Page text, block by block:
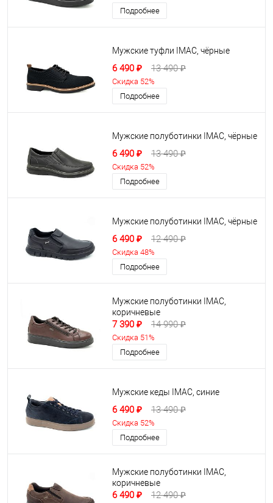
Подробнее
Мужские туфли IMAC, чёрные
6 490 ₽ 13 490 ₽
Скидка 52%
Подробнее
Мужские полуботинки IMAC, чёрные
6 490 ₽ 13 490 ₽
Скидка 52%
Подробнее
Мужские полуботинки IMAC, чёрные
6 490 ₽ 12 490 ₽
Скидка 48%
Подробнее
Мужские полуботинки IMAC,
коричневые
7 390 ₽ 14 990 ₽
Скидка 51%
Подробнее
Мужские кеды IMAC, синие
6 490 ₽ 13 490 ₽
Скидка 52%
Подробнее
Мужские полуботинки IMAC,
коричневые
6 490 ₽ 12 490 ₽